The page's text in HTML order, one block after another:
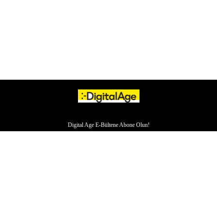
Digital Age E-Bültene Abone Olun!